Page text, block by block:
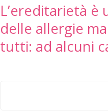
L’ereditarietà
delle allergie
tutti: ad alcuni